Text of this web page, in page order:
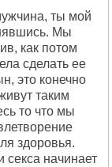
ты мой
Мы
как потом
сделать ее
это конечно
таким
то что мы
здоровья.
начинает